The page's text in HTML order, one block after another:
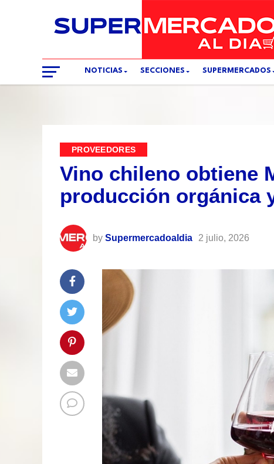
NOTICIAS SECCIONES SUPERMERCADOS
PROVEEDORES
Vino chileno obtiene
producción orgánica
by Supermercadoaldia 2 julio, 2026